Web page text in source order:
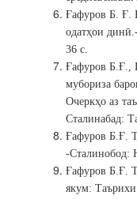
Ғафуров Б. Ғ.
одатҳои
36 с.
Ғафуров Б.Ғ.,
мубориза
Очеркҳо аз
Сталинабад:
Ғафуров Б.Ғ.
-Сталинобод:
Ғафуров Б.Ғ.
якум: